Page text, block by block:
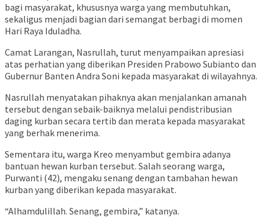
bagi masyarakat, khususnya warga yang membutuhkan,
sekaligus menjadi bagian dari semangat berbagi di momen
Hari Raya Iduladha.
Camat Larangan, Nasrullah, turut menyampaikan apresiasi
atas perhatian yang diberikan Presiden Prabowo Subianto dan
Gubernur Banten Andra Soni kepada masyarakat di wilayahnya.
Nasrullah menyatakan pihaknya akan menjalankan amanah
tersebut dengan sebaik-baiknya melalui pendistribusian
daging kurban secara tertib dan merata kepada masyarakat
yang berhak menerima.
Sementara itu, warga Kreo menyambut gembira adanya
bantuan hewan kurban tersebut. Salah seorang warga,
Purwanti (42), mengaku senang dengan tambahan hewan
kurban yang diberikan kepada masyarakat.
“Alhamdulillah. Senang, gembira,” katanya.